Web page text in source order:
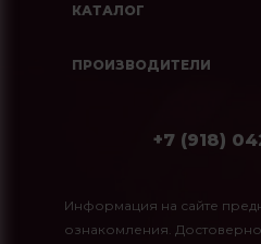
КАТАЛОГ
ПРОИЗВОДИТЕЛИ
+7 (918)
Информация на сайте
ознакомления.